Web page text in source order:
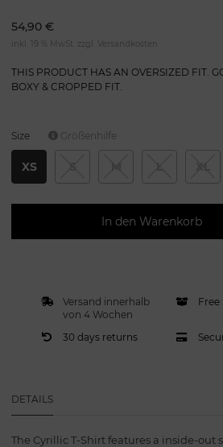
54,90 €
inkl. 19 % MwSt. zzgl. Versandkosten
THIS PRODUCT HAS AN OVERSIZED FIT.
BOXY & CROPPED FIT.
Size Größenhilfe
XS
In den Warenkorb
Versand innerhalb
von 4 Wochen
Free
30 days returns
DETAILS
The Cyrillic T-Shirt features a inside-out